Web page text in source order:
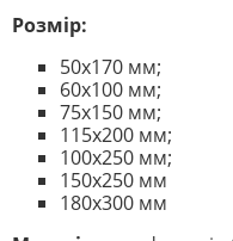
Розмір:
50х170 мм;
60х100 мм;
75х150 мм;
115х200 мм;
100х250 мм;
150х250 мм
180х300 мм